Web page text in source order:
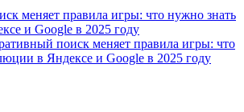
поиск меняет правила игры: что
в Яндексе и Google в 2025 году